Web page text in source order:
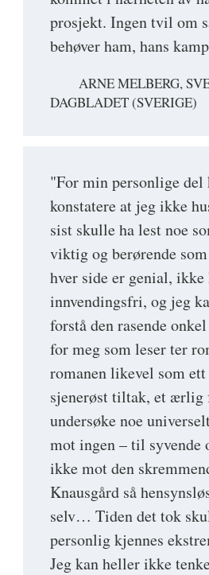
prosjekt. Ingen tvil om
behøver ham, hans
ARNE MELBERG,
DAGBLADET (SVERIGE)
"For min personlige del
konstatere at jeg ikke
sist skulle ha lest noe
viktig og berørende
hver side er genial, ikke
innvendingsfri, og jeg
forstå den rasende
for meg som leser ter
romanen likevel som
sjenerøst tiltak, et ærlig
undersøke noe
mot ingen – til syvende
ikke mot den
Knausgård så
selv… Tiden det tok
personlig kjennes
Jeg kan heller ikke